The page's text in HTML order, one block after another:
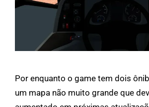
Por enquanto o game tem dois
um mapa não muito grande que